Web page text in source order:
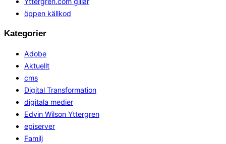
öppen källkod
Kategorier
Adobe
Aktuellt
cms
Digital Transformation
digitala medier
Edvin Wilson Yttergren
episerver
Familj